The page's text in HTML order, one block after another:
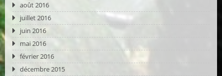
août 2016
juillet 2016
juin 2016
mai 2016
février 2016
décembre 2015